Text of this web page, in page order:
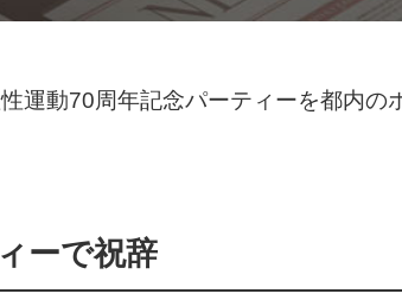
運動70周年記念パーティーを都内の
ーで祝辞